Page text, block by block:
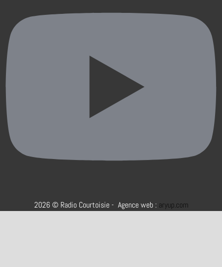
2026 © Radio Courtoisie - Agence web : aryup.com